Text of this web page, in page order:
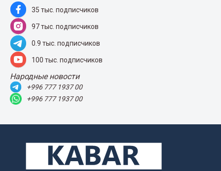
35 тыс. подписчиков
97 тыс. подписчиков
0.9 тыс. подписчиков
100 тыс. подписчиков
Народные новости
+996 777 1937 00
+996 777 1937 00